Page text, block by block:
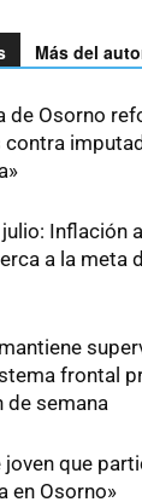
Más del
de Osorno
Inflación
a la meta
frontal
de semana
joven que
en Osorno»